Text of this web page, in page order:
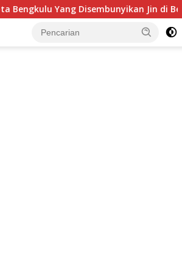
Jin di Belakang Pohon Belimbing